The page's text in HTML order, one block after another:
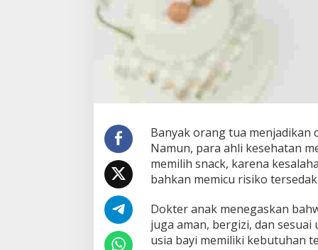
Banyak orang tua menjadikan
Namun, para ahli kesehatan
memilih snack, karena
bahkan memicu risiko
Dokter anak menegaskan
juga aman, bergizi, dan
usia bayi memiliki kebutuhan